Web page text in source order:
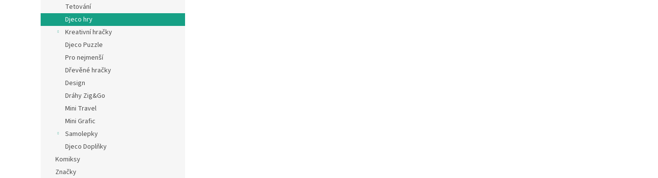
Tetování
Djeco hry
Kreativní hračky
Djeco Puzzle
Pro nejmenší
Dřevěné hračky
Design
Dráhy Zig&Go
Mini Travel
Mini Grafic
Samolepky
Djeco Doplňky
Komiksy
Značky